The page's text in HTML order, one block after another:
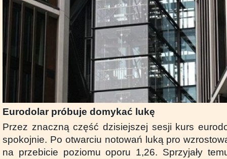
Eurodolar próbuje domykać lukę
Przez znaczną część dzisiejszej sesji kurs
spokojnie. Po otwarciu notowań luką pro
na przebicie poziomu oporu 1,26. Sprzyjały